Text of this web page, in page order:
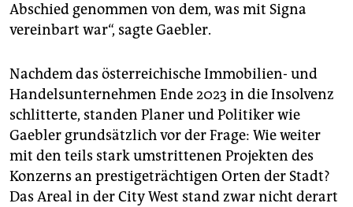
Abschied genommen von dem, was mit Signa
vereinbart war“, sagte Gaebler.
Nachdem das österreichische Immobilien- und
Handelsunternehmen Ende 2023 in die Insolvenz
schlitterte, standen Planer und Politiker wie
Gaebler grundsätzlich vor der Frage: Wie weiter
mit den teils stark umstrittenen Projekten des
Konzerns an prestigeträchtigen Orten der Stadt?
Das Areal in der City West stand zwar nicht derart